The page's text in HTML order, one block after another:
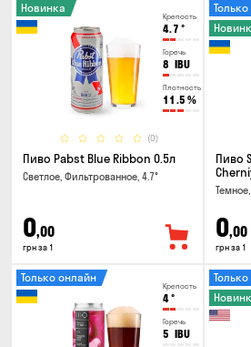
Крепость
4.7 °
Горечь
8 IBU
Плотность
11.5 %
(0)
Новинка
Пиво Pabst Blue Ribbon 0.5л
Светлое, Фильтрованное, 4.7°
0,00
грн за 1
Пиво
0,00
грн за 1
Крепость
4°
Горечь
5 IBU
Только онлайн